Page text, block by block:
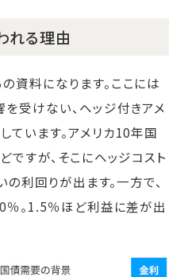
れる理由
資料になります。ここには
受けない、ヘッジ付きアメ
ています。アメリカ10年国
すが、そこにヘッジコスト
利回りが出ます。一方で、
。1.5％ほど利益に差が出